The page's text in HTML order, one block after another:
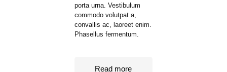
porta urna. Vestibulum
commodo volutpat a,
convallis ac, laoreet enim.
Phasellus fermentum.
Read more